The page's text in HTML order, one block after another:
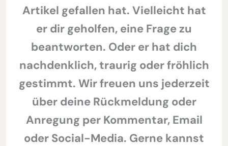
Artikel gefallen hat. Vielleicht hat
er dir geholfen, eine Frage zu
beantworten. Oder er hat dich
nachdenklich, traurig oder fröhlich
gestimmt. Wir freuen uns jederzeit
über deine Rückmeldung oder
Anregung per Kommentar, Email
oder Social-Media. Gerne kannst